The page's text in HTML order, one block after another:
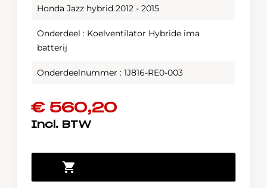
Honda Jazz hybrid 2012 - 2015
Onderdeel : Koelventilator Hybride ima
batterij
Onderdeelnummer : 1J816-RE0-003
€560,20
Toevoegen aan winkelwagen